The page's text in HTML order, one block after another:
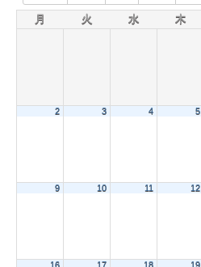
月 火 水 木
2 3 4 5
9 10 11 12
16 17 18 19